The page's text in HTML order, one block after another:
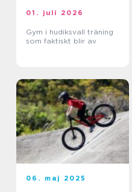
01. juli 2026
Gym i hudiksvall träning
som faktiskt blir av
06. maj 2025